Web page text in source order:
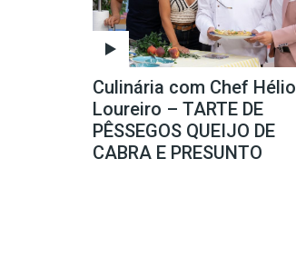
Culinária com Chef Hélio
Loureiro – TARTE DE
PÊSSEGOS QUEIJO DE
CABRA E PRESUNTO